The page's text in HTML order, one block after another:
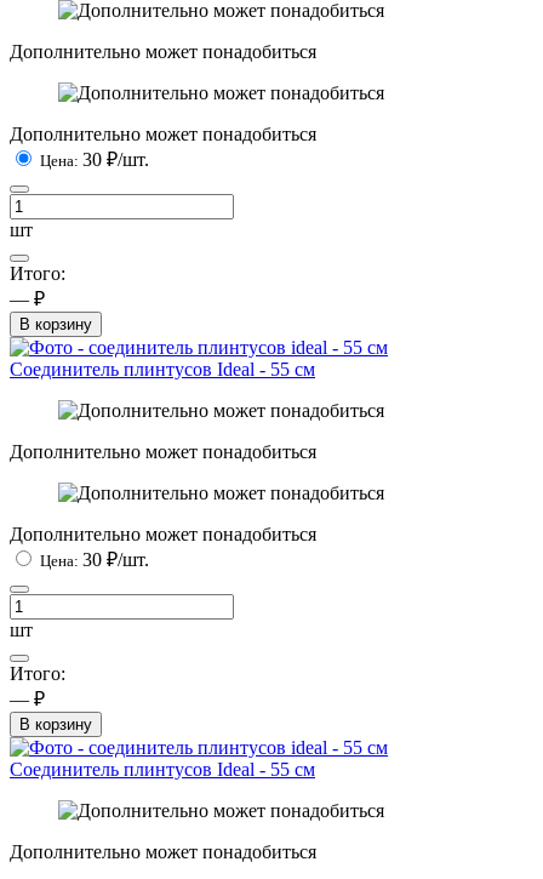
Дополнительно может понадобиться
Дополнительно может понадобиться
Цена: 30 ₽/шт.
шт
Итого:
— ₽
В корзину
Соединитель плинтусов Ideal - 55 см
Дополнительно может понадобиться
Дополнительно может понадобиться
Цена: 30 ₽/шт.
шт
Итого:
— ₽
В корзину
Соединитель плинтусов Ideal - 55 см
Дополнительно может понадобиться